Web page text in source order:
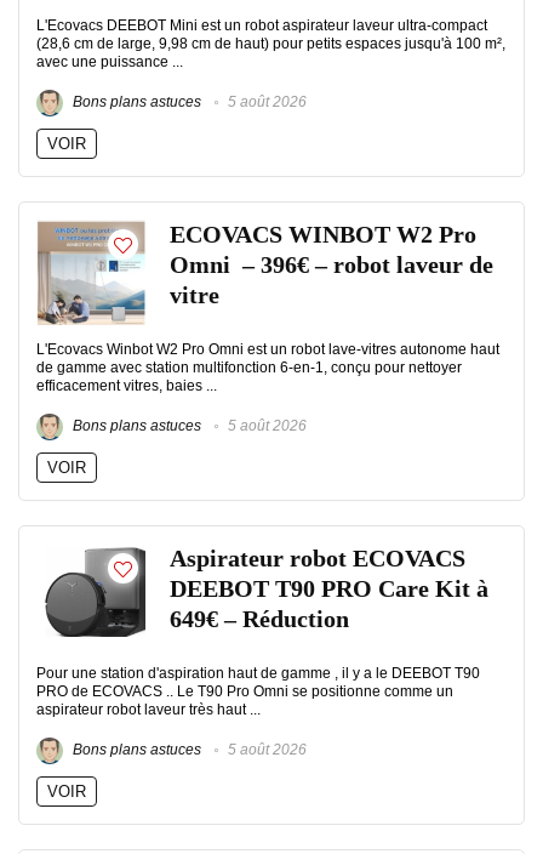
L'Ecovacs DEEBOT Mini est un robot aspirateur laveur ultra-compact
(28,6 cm de large, 9,98 cm de haut) pour petits espaces jusqu'à 100 m²,
avec une puissance ...
Bons plans astuces 5 août 2026
VOIR
ECOVACS WINBOT W2 Pro
Omni – 396€ – robot laveur de
vitre
L'Ecovacs Winbot W2 Pro Omni est un robot lave-vitres autonome haut
de gamme avec station multifonction 6-en-1, conçu pour nettoyer
efficacement vitres, baies ...
Bons plans astuces 5 août 2026
VOIR
Aspirateur robot ECOVACS
DEEBOT T90 PRO Care Kit à
649€ – Réduction
Pour une station d'aspiration haut de gamme , il y a le DEEBOT T90
PRO de ECOVACS .. Le T90 Pro Omni se positionne comme un
aspirateur robot laveur très haut ...
Bons plans astuces 5 août 2026
VOIR